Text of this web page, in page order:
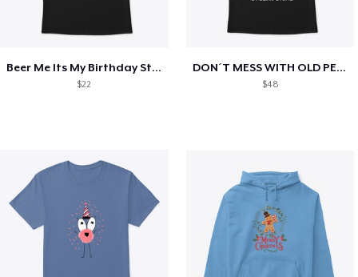
Beer Me Its My Birthday St Patricks Day
$22
DON´T MESS WITH OLD PEOPLE
$48